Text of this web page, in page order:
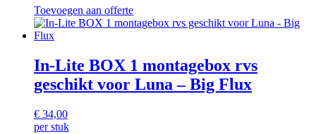
Toevoegen aan offerte
In-Lite BOX 1 montagebox rvs
geschikt voor Luna – Big Flux
€ 34,00
per stuk